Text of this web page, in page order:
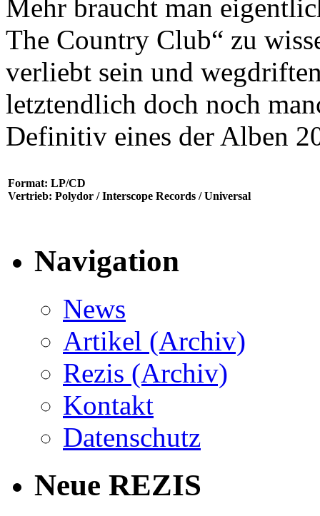
Mehr braucht man
The Country Club“ zu
verliebt sein und
letztendlich doch noch
Definitiv eines der Alben
Format: LP/CD
Vertrieb: Polydor / Interscope Records / Universal
Navigation
News
Artikel (Archiv)
Rezis (Archiv)
Kontakt
Datenschutz
Neue REZIS